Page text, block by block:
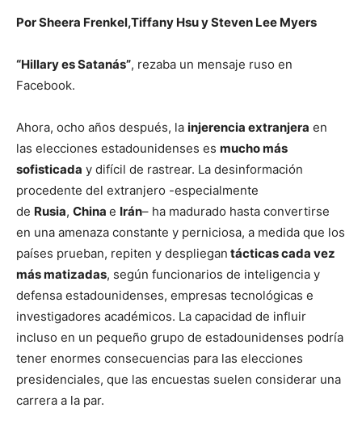
PorSheera Frenkel,Tiffany HsuySteven Lee Myers
“Hillary es Satanás”, rezaba un mensaje ruso en
Facebook.
Ahora, ocho años después, la injerencia extranjera en
las elecciones estadounidenses es mucho más
sofisticada y difícil de rastrear. La desinformación
procedente del extranjero -especialmente
de Rusia, China e Irán– ha madurado hasta convertirse
en una amenaza constante y perniciosa, a medida que los
países prueban, repiten y despliegan tácticas cada vez
más matizadas, según funcionarios de inteligencia y
defensa estadounidenses, empresas tecnológicas e
investigadores académicos. La capacidad de influir
incluso en un pequeño grupo de estadounidenses podría
tener enormes consecuencias para las elecciones
presidenciales, que las encuestas suelen considerar una
carrera a la par.